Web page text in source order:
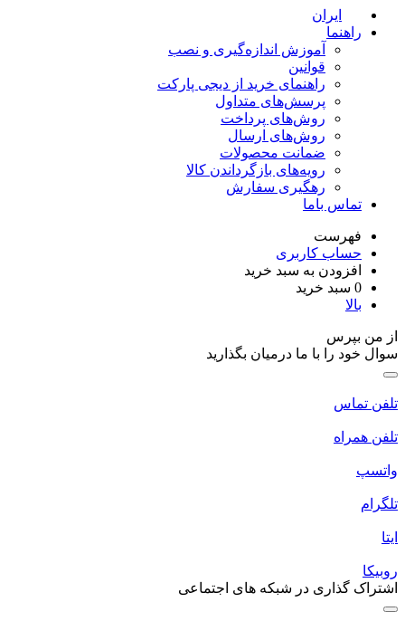
ایران
راهنما
آموزش اندازه‌گیری و نصب
قوانین
راهنمای خرید از دیجی پارکت
پرسش‌های متداول
روش‌های پرداخت
روش‌های ارسال
ضمانت محصولات
رویه‌های بازگرداندن کالا
رهگیری سفارش
تماس باما
فهرست
حساب کاربری
افزودن به سبد خرید
سبد خرید
بالا
من بپرس
خود را با ما درمیان بگذارید
تماس
همراه
گذاری در شبکه های اجتماعی